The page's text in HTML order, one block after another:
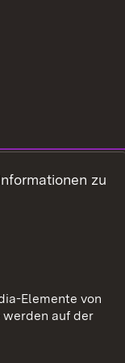
zu
Elemente von
auf der